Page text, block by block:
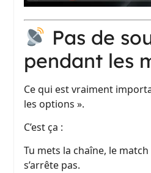
Pas de
pendant les
Ce qui est vraiment
les options ».
C’est ça :
Tu mets la chaîne, le
s’arrête pas.